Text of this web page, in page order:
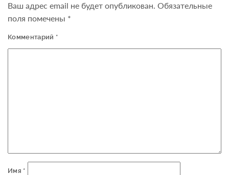
Ваш адрес email не будет опубликован. Обязательные
поля помечены *
Комментарий *
Имя *